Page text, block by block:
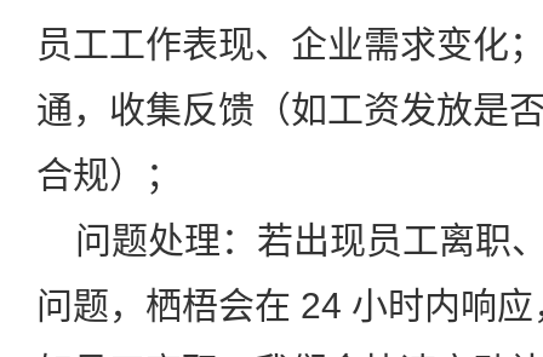
员工工作表现、企业需求变化
通，收集反馈（如工资发放是
合规）；
问题处理：若出现员工离职
问题，栖梧会在 24 小时内响